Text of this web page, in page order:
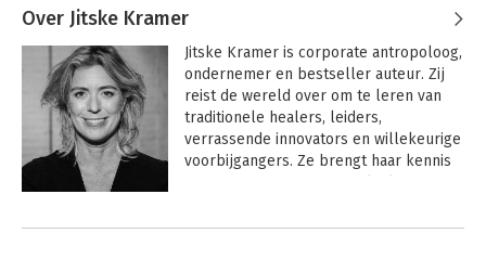
Over Jitske Kramer
Jitske Kramer is corporate antropoloog,
ondernemer en bestseller auteur. Zij
reist de wereld over om te leren van
traditionele healers, leiders,
verrassende innovators en willekeurige
voorbijgangers. Ze brengt haar kennis
organiseren, samenwerken en
Andere boeken door Jitske Kramer